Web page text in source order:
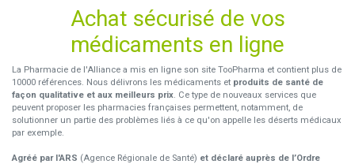
Achat sécurisé de vos
médicaments en ligne
La Pharmacie de l'Alliance a mis en ligne son site TooPharma et contient plus de
10000 références. Nous délivrons les médicaments et produits de santé de
façon qualitative et aux meilleurs prix. Ce type de nouveaux services que
peuvent proposer les pharmacies françaises permettent, notamment, de
solutionner un partie des problèmes liés à ce qu'on appelle les déserts médicaux
par exemple.
Agréé par l'ARS (Agence Régionale de Santé) et déclaré auprès de l’Ordre